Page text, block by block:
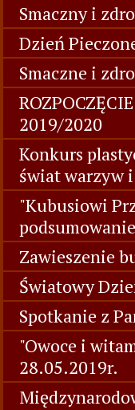
Smaczny i
Dzień
Smaczne i
2019/2020
Konkurs
świat warzyw
"Kubusiowi
Zawieszenie
Światowy
Spotkanie z
"Owoce i
28.05.2019r.